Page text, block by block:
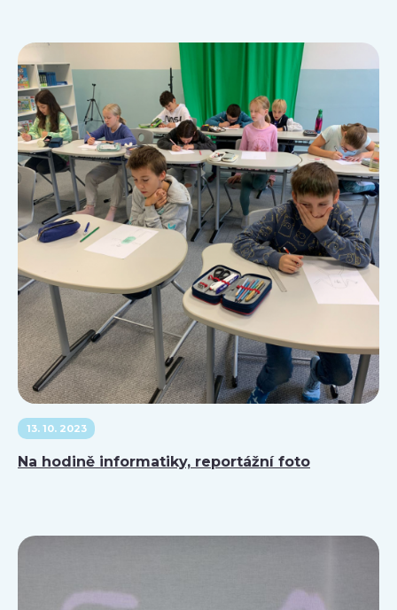
13. 10. 2023
Na hodině informatiky, reportážní foto